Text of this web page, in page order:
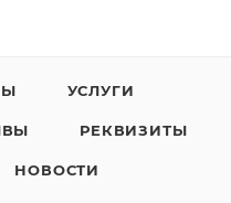
УСЛУГИ
РЕКВИЗИТЫ
НОВОСТИ